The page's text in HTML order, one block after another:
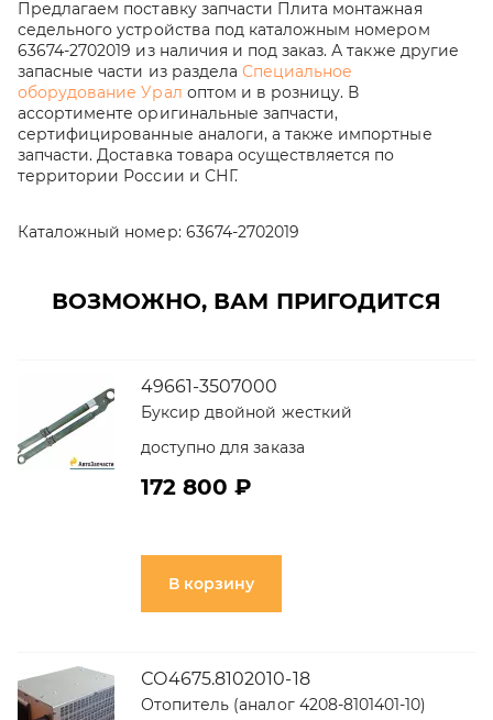
Предлагаем поставку запчасти Плита монтажная
седельного устройства под каталожным номером
63674-2702019 из наличия и под заказ. А также другие
запасные части из раздела Специальное
оборудование Урал оптом и в розницу. В
ассортименте оригинальные запчасти,
сертифицированные аналоги, а также импортные
запчасти. Доставка товара осуществляется по
территории России и СНГ.
Каталожный номер: 63674-2702019
ВОЗМОЖНО, ВАМ ПРИГОДИТСЯ
49661-3507000
Буксир двойной жесткий
доступно для заказа
172 800 ₽
В корзину
СО4675.8102010-18
Отопитель (аналог 4208-8101401-10)